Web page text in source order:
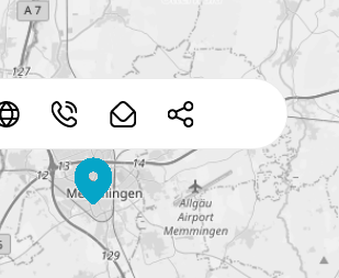
* * * *